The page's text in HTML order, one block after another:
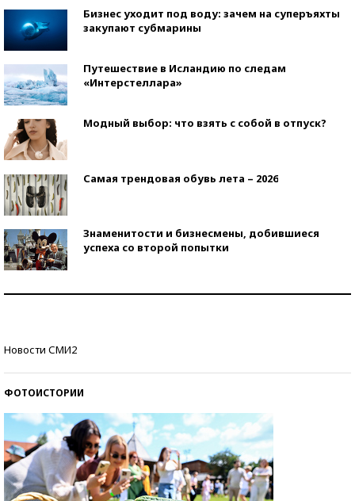
Бизнес уходит под воду: зачем на суперъяхты
закупают субмарины
Путешествие в Исландию по следам
«Интерстеллара»
Модный выбор: что взять с собой в отпуск?
Самая трендовая обувь лета – 2026
Знаменитости и бизнесмены, добившиеся
успеха со второй попытки
Новости СМИ2
ФОТОИСТОРИИ